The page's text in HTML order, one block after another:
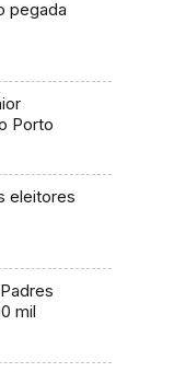
pegada
Porto
eleitores
mil